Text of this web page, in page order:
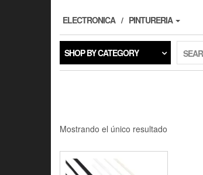
ELECTRONICA PINTURERIA
SHOP BY CATEGORY
Mostrando el único resultado